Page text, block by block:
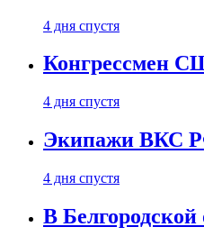
4 дня спустя
Конгрессмен
4 дня спустя
Экипажи ВКС
4 дня спустя
В